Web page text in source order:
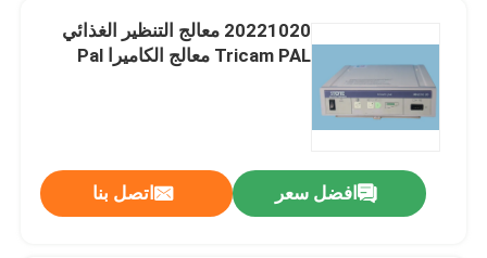
نطاق مرن
منظار داخلي صلب
20221020 معالج التنظير الغذائي
Tricam PAL معالج الكاميرا Pal
افضل سعر اتصل بنا